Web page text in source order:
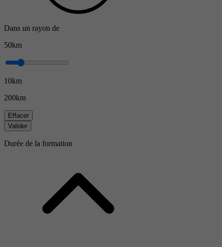
Dans un rayon de
50km
10km
200km
Effacer
Valider
Durée de la formation